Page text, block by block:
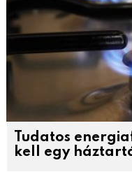
Tudatos
kell egy